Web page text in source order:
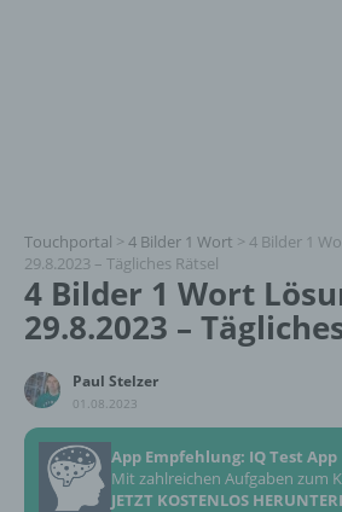
Touchportal > 4 Bilder 1 Wort > 4 Bilder 1
29.8.2023 – Tägliches Rätsel
4 Bilder 1 Wort
29.8.2023 –
Paul Stelzer
01.08.2023
App Empfehlung: IQ Test App
Mit zahlreichen Aufgaben zum
JETZT KOSTENLOS